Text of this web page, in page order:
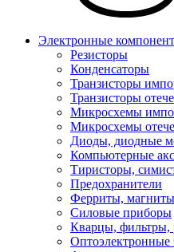
Электронные
Резисторы
Конденсаторы
Транзисторы
Транзисторы
Микросхемы
Микросхемы
Диоды, диодные
Компьютерные
Тиристоры,
Предохранители
Ферриты,
Силовые приборы
Кварцы, фильтры,
Оптоэлектронные